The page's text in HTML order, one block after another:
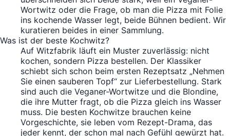
Wortwitz oder die Frage, ob man die Pizza mit Folie
ins kochende Wasser legt, beide Bühnen bedient. Wir
kuratieren beides in einer Sammlung.
Was ist der beste Kochwitz?
Auf Witzfabrik läuft ein Muster zuverlässig: nicht
kochen, sondern Pizza bestellen. Der Klassiker
schiebt sich schon beim ersten Rezeptsatz „Nehmen
Sie einen sauberen Topf“ zur Lieferbestellung. Stark
sind auch die Veganer-Wortwitze und die Blondine,
die ihre Mutter fragt, ob die Pizza gleich ins Wasser
muss. Die besten Kochwitze brauchen keine
Vorgeschichte, sie leben vom Rezept-Drama, das
jeder kennt, der schon mal nach Gefühl gewürzt hat.